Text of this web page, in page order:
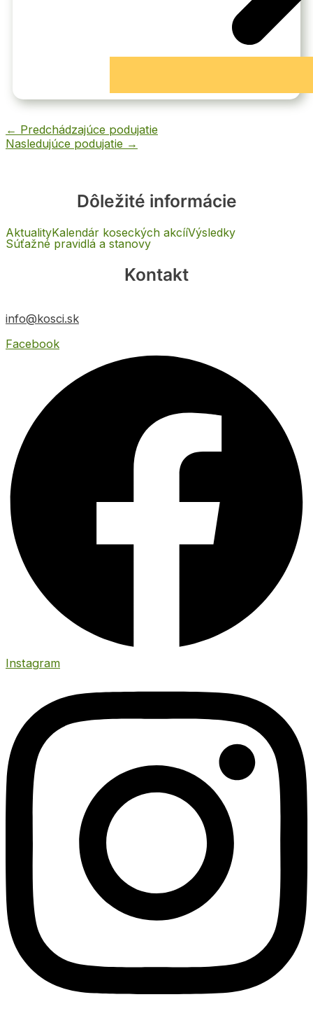
← Predchádzajúce podujatie
Nasledujúce podujatie →
Dôležité informácie
AktualityKalendár koseckých akcííVýsledky
Súťažné pravidlá a stanovy
Kontakt
info@kosci.sk
Facebook
Instagram